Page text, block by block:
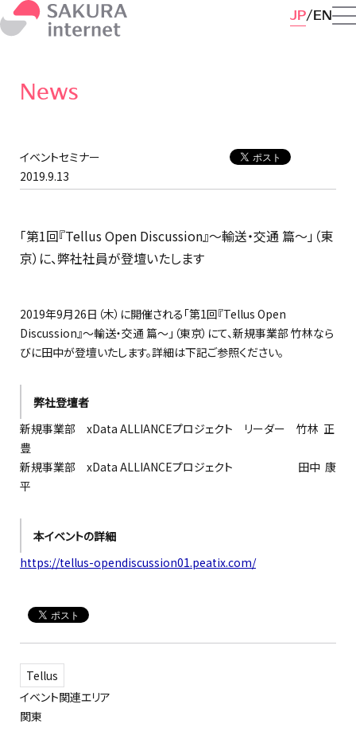
JP EN
News
イベントセミナー
2019.9.13
「第1回『Tellus Open Discussion』～輸送・交通 篇～」（東
京）に、弊社社員が登壇いたします
2019年9月26日（木）に開催される「第1回『Tellus Open
Discussion』～輸送・交通 篇～」（東京）にて、新規事業部 竹林なら
びに田中が登壇いたします。詳細は下記ご参照ください。
弊社登壇者
新規事業部 xData ALLIANCEプロジェクト リーダー 竹林 正
豊
新規事業部 xData ALLIANCEプロジェクト 田中 康
平
本イベントの詳細
https://tellus-opendiscussion01.peatix.com/
Tellus
イベント関連エリア
関東